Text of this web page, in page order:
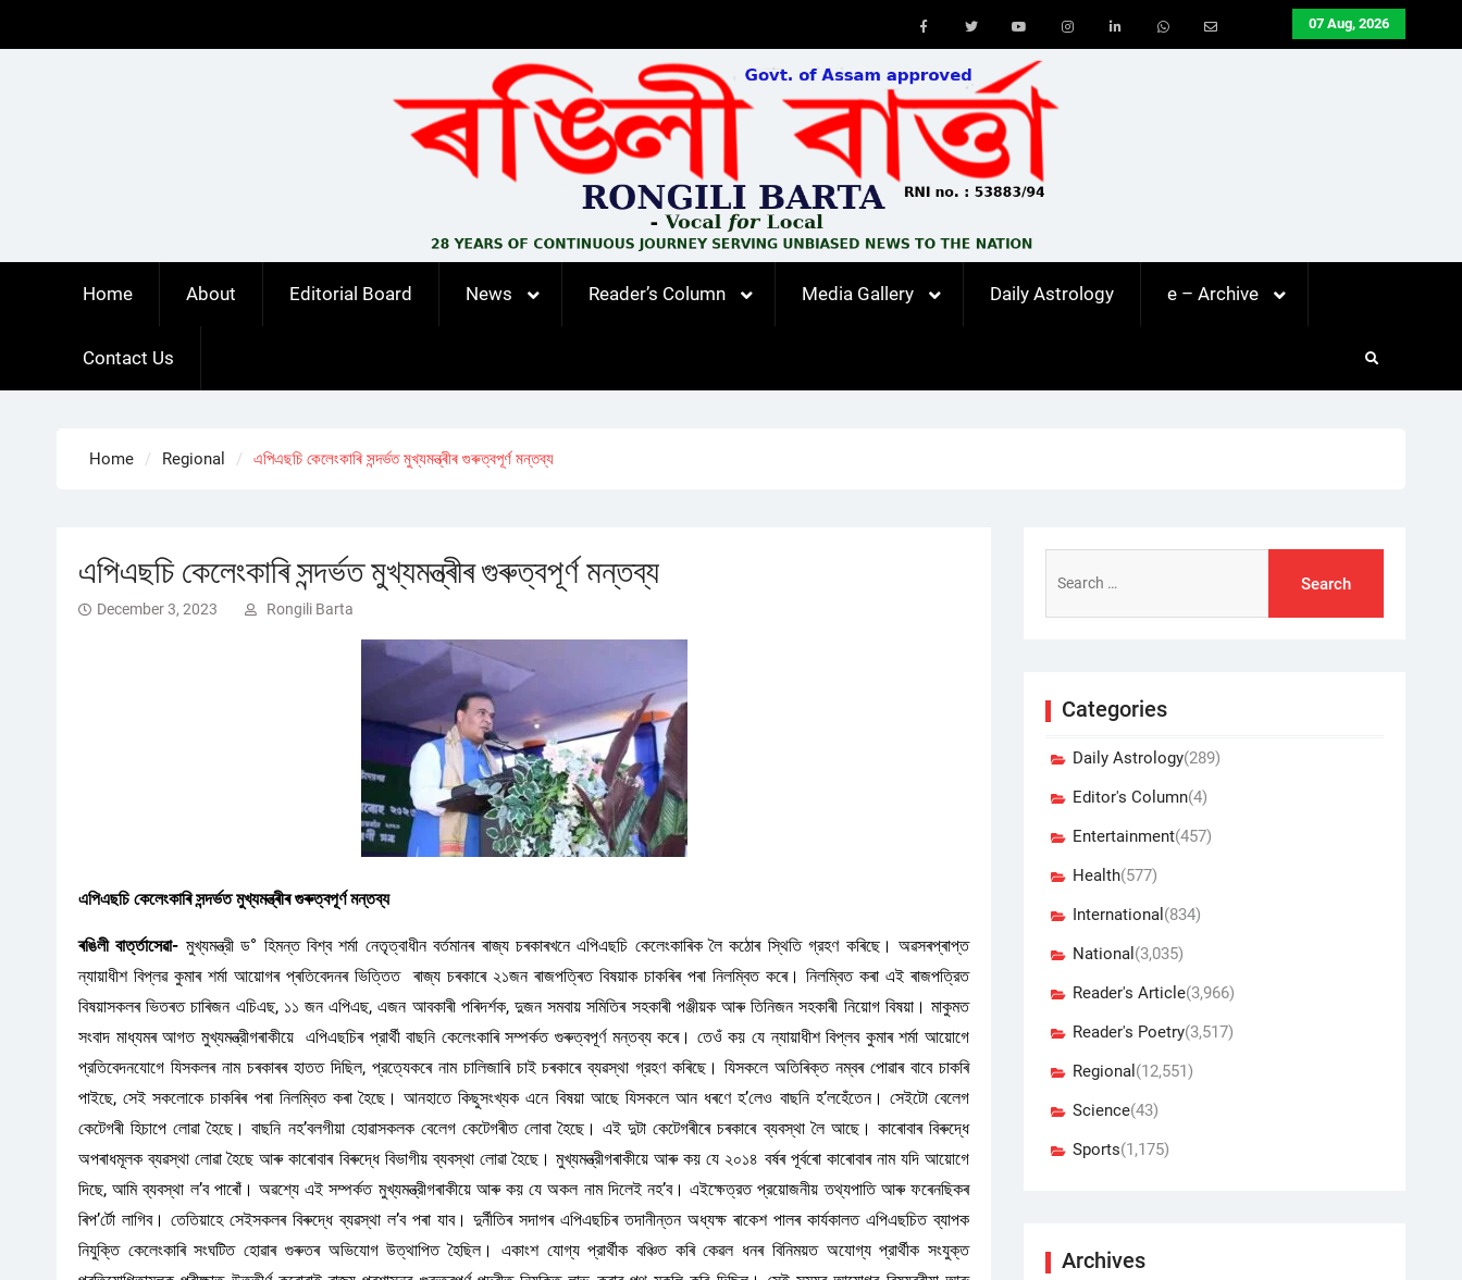
07 Aug, 2026
Youtube
Home About Editorial Board News Reader’s Column Media Gallery Daily Astrology e – Archive
Contact Us
Home Regional এপিএছচি কেলেংকাৰি সন্দৰ্ভত মুখ্যমন্ত্ৰীৰ গুৰুত্বপূৰ্ণ মন্তব্য
এপিএছচি কেলেংকাৰি সন্দৰ্ভত মুখ্যমন্ত্ৰীৰ গুৰুত্বপূৰ্ণ মন্তব্য
December 3, 2023 Rongili Barta
এপিএছচি কেলেংকাৰি সন্দৰ্ভত মুখ্যমন্ত্ৰীৰ গুৰুত্বপূৰ্ণ মন্তব্য
ৰঙিলী বাৰ্ত্তাসেৱা- মুখ্যমন্ত্রী ড° হিমন্ত বিশ্ব শর্মা নেতৃত্বাধীন বৰ্তমানৰ ৰাজ্য চৰকাৰখনে এপিএছচি কেলেংকাৰিক লৈ কঠোৰ স্থিতি গ্রহণ কৰিছে। অৱসৰপ্ৰাপ্ত
ন্যায়াধীশ বিপ্লৱ কুমাৰ শৰ্মা আয়োগৰ প্ৰতিবেদনৰ ভিত্তিত ৰাজ্য চৰকাৰে ২১জন ৰাজপত্ৰিত বিষয়াক চাকৰিৰ পৰা নিলম্বিত কৰে। নিলম্বিত কৰা এই ৰাজপত্রিত
বিষয়াসকলৰ ভিতৰত চাৰিজন এচিএছ, ১১ জন এপিএছ, এজন আবকাৰী পৰিদর্শক, দুজন সমবায় সমিতিৰ সহকাৰী পঞ্জীয়ক আৰু তিনিজন সহকাৰী নিয়োগ বিষয়া। মাকুমত
সংবাদ মাধ্যমৰ আগত মুখ্যমন্ত্রীগৰাকীয়ে এপিএছচিৰ প্রার্থী বাছনি কেলেংকাৰি সম্পৰ্কত গুৰুত্বপূর্ণ মন্তব্য কৰে। তেওঁ কয় যে ন্যায়াধীশ বিপ্লব কুমাৰ শৰ্মা আয়োগে
প্রতিবেদনযোগে যিসকলৰ নাম চৰকাৰৰ হাতত দিছিল, প্রত্যেকৰে নাম চালিজাৰি চাই চৰকাৰে ব্যৱস্থা গ্রহণ কৰিছে। যিসকলে অতিৰিক্ত নম্বৰ পোৱাৰ বাবে চাকৰি
পাইছে, সেই সকলোকে চাকৰিৰ পৰা নিলম্বিত কৰা হৈছে। আনহাতে কিছুসংখ্যক এনে বিষয়া আছে যিসকলে আন ধৰণে হ’লেও বাছনি হ’লহেঁতেন। সেইটো বেলেগ
কেটেগৰী হিচাপে লোৱা হৈছে। বাছনি নহ’বলগীয়া হোৱাসকলক বেলেগ কেটেগৰীত লোবা হৈছে। এই দুটা কেটেগৰীৰে চৰকাৰে ব্যবস্থা লৈ আছে। কাৰোবাৰ বিৰুদ্ধে
অপৰাধমূলক ব্যৱস্থা লোৱা হৈছে আৰু কাৰোবাৰ বিৰুদ্ধে বিভাগীয় ব্যবস্থা লোৱা হৈছে। মুখ্যমন্ত্রীগৰাকীয়ে আৰু কয় যে ২০১৪ বৰ্ষৰ পূৰ্বৰো কাৰোবাৰ নাম যদি আয়োগে
দিছে, আমি ব্যবস্থা ল’ব পাৰোঁ। অৱশ্যে এই সম্পর্কত মুখ্যমন্ত্রীগৰাকীয়ে আৰু কয় যে অকল নাম দিলেই নহ’ব। এইক্ষেত্রত প্রয়োজনীয় তথ্যপাতি আৰু ফৰেনছিকৰ
ৰিপ’র্টো লাগিব। তেতিয়াহে সেইসকলৰ বিৰুদ্ধে ব্যৱস্থা ল’ব পৰা যাব। দুর্নীতিৰ সদাগৰ এপিএছচিৰ তদানীন্তন অধ্যক্ষ ৰাকেশ পালৰ কাৰ্যকালত এপিএছচিত ব্যাপক
নিযুক্তি কেলেংকাৰি সংঘটিত হোৱাৰ গুৰুতৰ অভিযোগ উত্থাপিত হৈছিল। একাংশ যোগ্য প্রার্থীক বঞ্চিত কৰি কেৱল ধনৰ বিনিময়ত অযোগ্য প্রার্থীক সংযুক্ত
for:
Categories
Daily Astrology(289)
Editor's Column(4)
Entertainment(457)
Health(577)
International (834)
National (3,035)
Reader's Article(3,966)
Reader's Poetry(3,517)
Regional (12,551)
Science(43)
Sports(1,175)
Archives